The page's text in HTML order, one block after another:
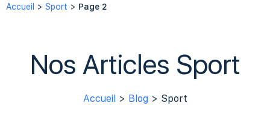
Accueil > Sport > Page 2
Nos Articles Sport
Accueil> Blog > Sport